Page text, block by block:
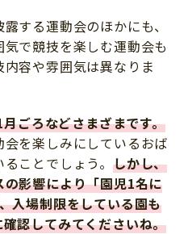
する運動会のほかにも、
で競技を楽しむ運動会も
容や雰囲気は異なりま
ごろなどさまざまです。
を楽しみにしているおば
ことでしょう。 しかし、
影響により「園児1名に
入場制限をしている園も
認してみてくださいね。